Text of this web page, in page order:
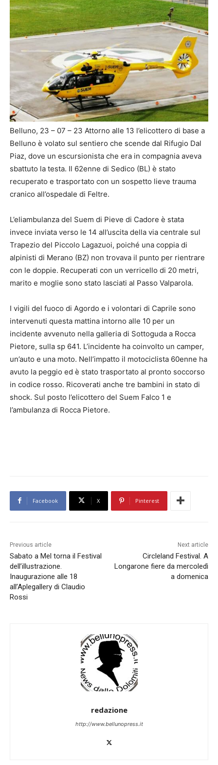
Belluno, 23 – 07 – 23 Attorno alle 13 l’elicottero di base a
Belluno è volato sul sentiero che scende dal Rifugio Dal
Piaz, dove un escursionista che era in compagnia aveva
sbattuto la testa. Il 62enne di Sedico (BL) è stato
recuperato e trasportato con un sospetto lieve trauma
cranico all’ospedale di Feltre.
L’eliambulanza del Suem di Pieve di Cadore è stata
invece inviata verso le 14 all’uscita della via centrale sul
Trapezio del Piccolo Lagazuoi, poiché una coppia di
alpinisti di Merano (BZ) non trovava il punto per rientrare
con le doppie. Recuperati con un verricello di 20 metri,
marito e moglie sono stato lasciati al Passo Valparola.
I vigili del fuoco di Agordo e i volontari di Caprile sono
intervenuti questa mattina intorno alle 10 per un
incidente avvenuto nella galleria di Sottoguda a Rocca
Pietore, sulla sp 641. L’incidente ha coinvolto un camper,
un’auto e una moto. Nell’impatto il motociclista 60enne ha
avuto la peggio ed è stato trasportato al pronto soccorso
in codice rosso. Ricoverati anche tre bambini in stato di
shock. Sul posto l’elicottero del Suem Falco 1 e
l’ambulanza di Rocca Pietore.
Facebook X Pinterest
Previous article
Sabato a Mel torna il Festival
dell’illustrazione.
Inaugurazione alle 18
all’Aplegallery di Claudio
Rossi
Next article
Circleland Festival. A
Longarone fiere da mercoledì
a domenica
redazione
http://www.bellunopress.it